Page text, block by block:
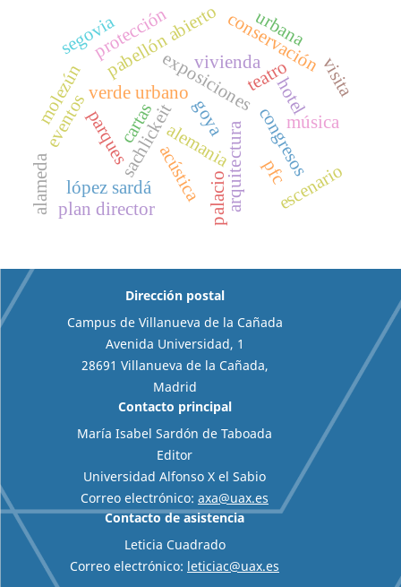
sachlickeit
verde urbano
parques alemania
eventos congresos
exposiciones
arquitectura música
lópez sardá acústica escenario
teatro
pfc
hotel
molezún
pabellón abiertovivienda
cartas
conservación
protección
visita
alameda
goya
palacio
segovia
plan director
urbana
Dirección postal
Campus de Villanueva de la Cañada
Avenida Universidad, 1
28691 Villanueva de la Cañada,
Madrid
Contacto principal
María Isabel Sardón de Taboada
Editor
Universidad Alfonso X el Sabio
Correo electrónico: axa@uax.es
Contacto de asistencia
Leticia Cuadrado
Correo electrónico: leticiac@uax.es